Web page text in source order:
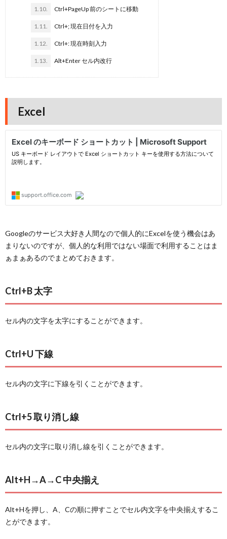
1.10. Ctrl+PageUp 前のシートに移動
1.11. Ctrl+; 現在日付を入力
1.12. Ctrl+: 現在時刻入力
1.13. Alt+Enter セル内改行
Excel
Googleのサービス大好き人間なので個人的にExcelを使う機会はあ
まりないのですが、個人的な利用ではない場面で利用することはま
ぁまぁあるのでまとめておきます。
Ctrl+B 太字
セル内の文字を太字にすることができます。
Ctrl+U 下線
セル内の文字に下線を引くことができます。
Ctrl+5 取り消し線
セル内の文字に取り消し線を引くことができます。
Alt+H→A→C 中央揃え
Alt+Hを押し、A、Cの順に押すことでセル内文字を中央揃えするこ
とができます。